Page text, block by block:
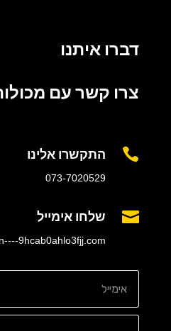
דברו איתנו
צרו קשר עם
 התקשרו אלינו
073-7020529
 שלחו אימייל
9hcab0ahlo3fjj.com